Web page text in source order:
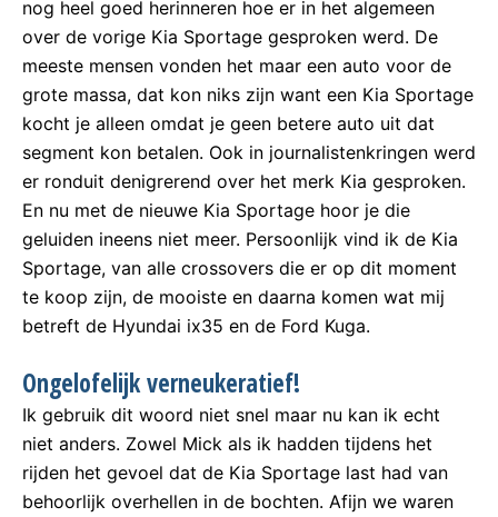
nog heel goed herinneren hoe er in het algemeen
over de vorige Kia Sportage gesproken werd. De
meeste mensen vonden het maar een auto voor de
grote massa, dat kon niks zijn want een Kia Sportage
kocht je alleen omdat je geen betere auto uit dat
segment kon betalen. Ook in journalistenkringen werd
er ronduit denigrerend over het merk Kia gesproken.
En nu met de nieuwe Kia Sportage hoor je die
geluiden ineens niet meer. Persoonlijk vind ik de Kia
Sportage, van alle crossovers die er op dit moment
te koop zijn, de mooiste en daarna komen wat mij
betreft de Hyundai ix35 en de Ford Kuga.
Ongelofelijk verneukeratief!
Ik gebruik dit woord niet snel maar nu kan ik echt
niet anders. Zowel Mick als ik hadden tijdens het
rijden het gevoel dat de Kia Sportage last had van
behoorlijk overhellen in de bochten. Afijn we waren